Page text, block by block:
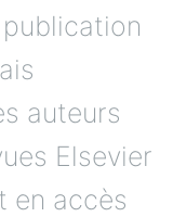
auteurs
Elsevier
en accès